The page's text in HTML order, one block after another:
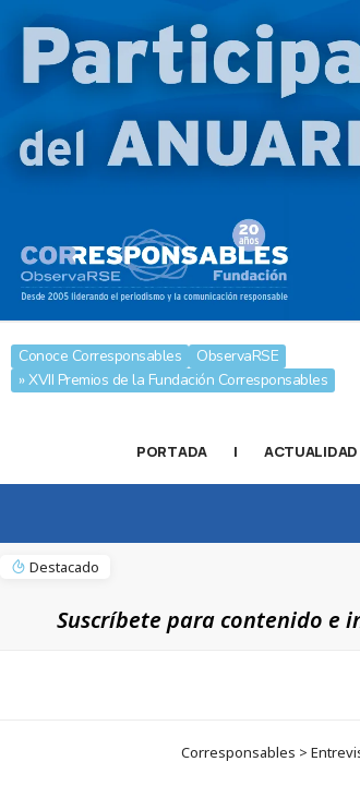
Conoce Corresponsables
ObservaRSE
» XVII Premios de la Fundación Corresponsables
PORTADA | ACTUALIDAD
Destacado
Suscríbete para contenido e
Corresponsables >